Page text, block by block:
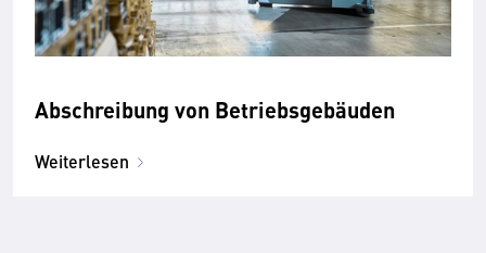
Abschreibung von Betriebsgebäuden
Weiterlesen